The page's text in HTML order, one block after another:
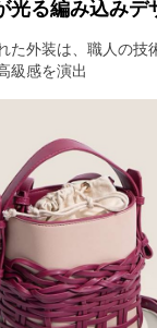
光る編み込みデ
た外装は、職人の技
級感を演出